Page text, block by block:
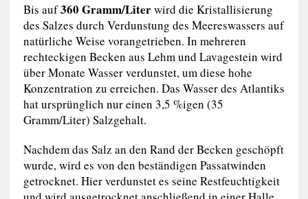
Bis auf360 Gramm/Literwird die Kristallisierung
des Salzes durch Verdunstung des Meereswassers auf
natürliche Weise vorangetrieben. In mehreren
rechteckigen Becken aus Lehm und Lavagestein wird
über Monate Wasser verdunstet, um diese hohe
Konzentration zu erreichen. Das Wasser des Atlantiks
hat ursprünglich nur einen 3,5 %igen (35
Gramm/Liter) Salzgehalt.
Nachdem das Salz an den Rand der Becken geschöpft
wurde, wird es von den beständigen Passatwinden
getrocknet. Hier verdunstet es seine Restfeuchtigkeit